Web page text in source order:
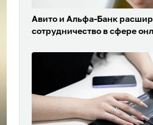
Авито и Альфа-Банк
сотрудничество в сфере